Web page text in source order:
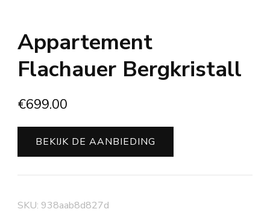
Appartement
Flachauer Bergkristall
€699.00
BEKIJK DE AANBIEDING
SKU: 938aab8d827d